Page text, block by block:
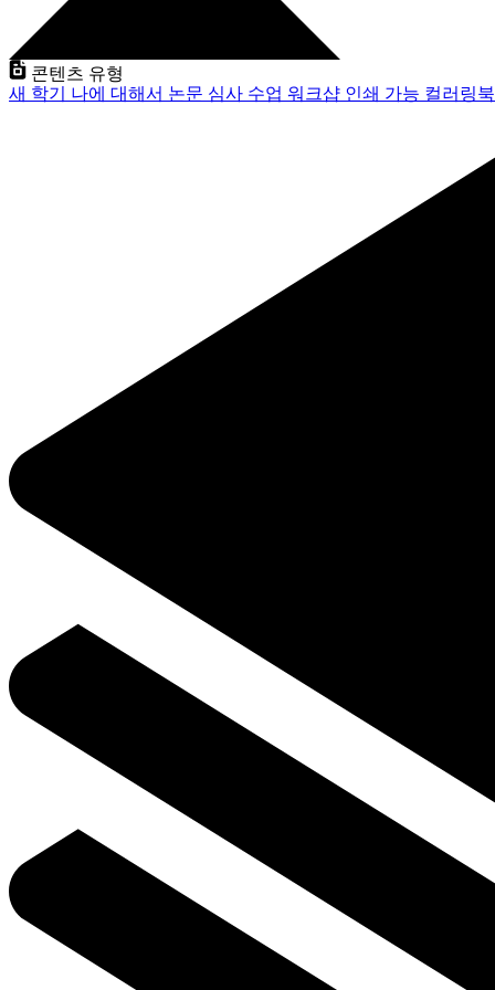
콘텐츠 유형
새 학기 나에 대해서 논문 심사 수업 워크샵 인쇄 가능 컬러링북